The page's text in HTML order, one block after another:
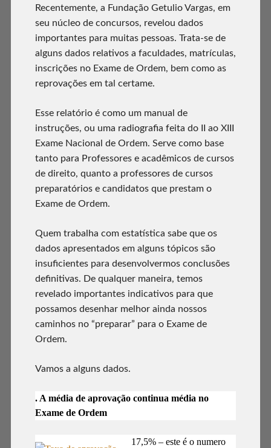
Recentemente, a Fundação Getulio Vargas, em
seu núcleo de concursos, revelou dados
importantes para muitas pessoas. Trata-se de
alguns dados relativos a faculdades, matrículas,
inscrições no Exame de Ordem, bem como as
reprovações em tal certame.
Esse relatório é como um manual de
instruções, ou uma radiografia feita do II ao XIII
Exame Nacional de Ordem. Serve como base
tanto para Professores e acadêmicos de cursos
de direito, quanto a professores de cursos
preparatórios e candidatos que prestam o
Exame de Ordem.
Quem trabalha com estatística sabe que os
dados apresentados em alguns tópicos são
insuficientes para desenvolvermos conclusões
definitivas. De qualquer maneira, temos
revelado importantes indicativos para que
possamos desenhar melhor ainda nossos
caminhos no “preparar” para o Exame de
Ordem.
Vamos a alguns dados.
. A média de aprovação continua média no
Exame de Ordem
17,5% – este é o numero